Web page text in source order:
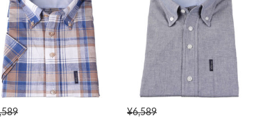
¥6,589